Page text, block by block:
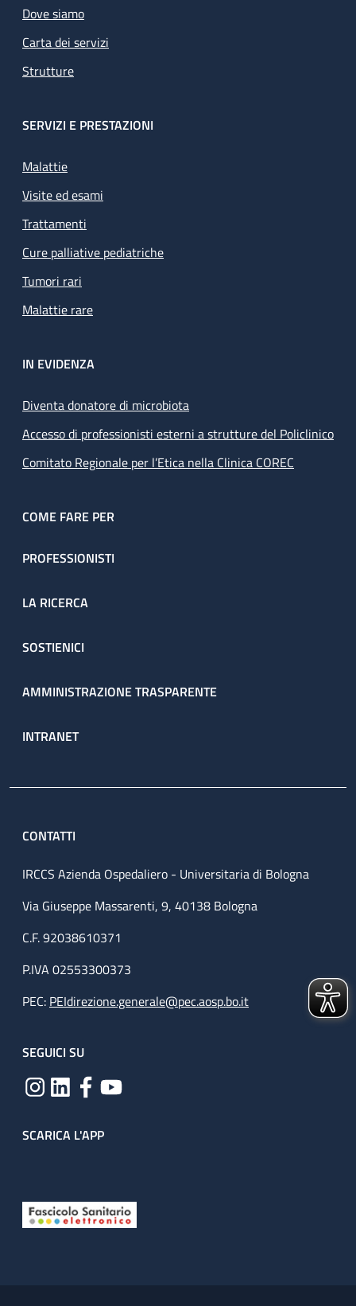
Dove siamo
Carta dei servizi
Strutture
SERVIZI E PRESTAZIONI
Malattie
Visite ed esami
Trattamenti
Cure palliative pediatriche
Tumori rari
Malattie rare
IN EVIDENZA
Diventa donatore di microbiota
Accesso di professionisti esterni a strutture del Policlinico
Comitato Regionale per l’Etica nella Clinica COREC
COME FARE PER
PROFESSIONISTI
LA RICERCA
SOSTIENICI
AMMINISTRAZIONE TRASPARENTE
INTRANET
CONTATTI
IRCCS Azienda Ospedaliero - Universitaria di Bologna
Via Giuseppe Massarenti, 9, 40138 Bologna
C.F. 92038610371
P.IVA 02553300373
PEC: PEIdirezione.generale@pec.aosp.bo.it
SEGUICI SU
SCARICA L'APP